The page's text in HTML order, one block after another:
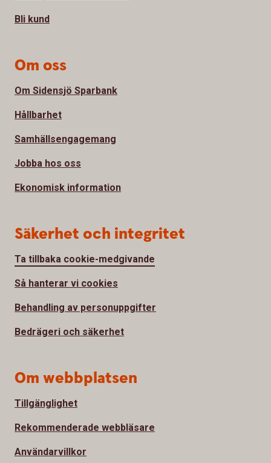
Bli kund
Om oss
Om Sidensjö Sparbank
Hållbarhet
Samhällsengagemang
Jobba hos oss
Ekonomisk information
Säkerhet och integritet
Ta tillbaka cookie-medgivande
Så hanterar vi cookies
Behandling av personuppgifter
Bedrägeri och säkerhet
Om webbplatsen
Tillgänglighet
Rekommenderade webbläsare
Användarvillkor